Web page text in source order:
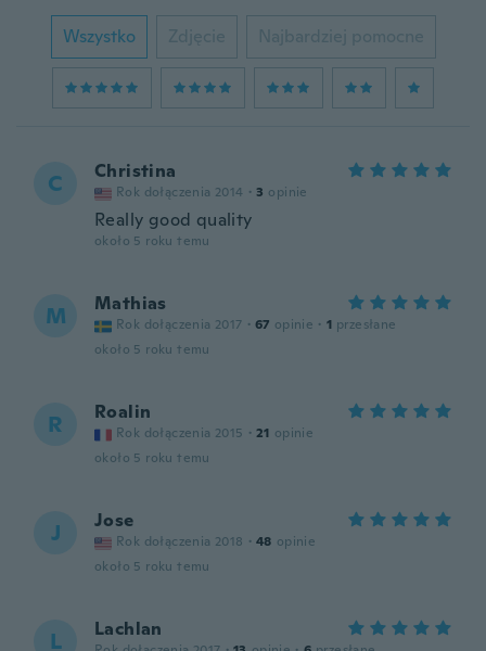
Wszystko Zdjęcie Najbardziej pomocne
C Christina
Rok dołączenia 2014 · 3 opinie
Really good quality
około 5 roku temu
M Mathias
Rok dołączenia 2017 · 67 opinie · 1 przesłane
około 5 roku temu
R Roalin
Rok dołączenia 2015 · 21 opinie
około 5 roku temu
J Jose
Rok dołączenia 2018 · 48 opinie
około 5 roku temu
L Lachlan